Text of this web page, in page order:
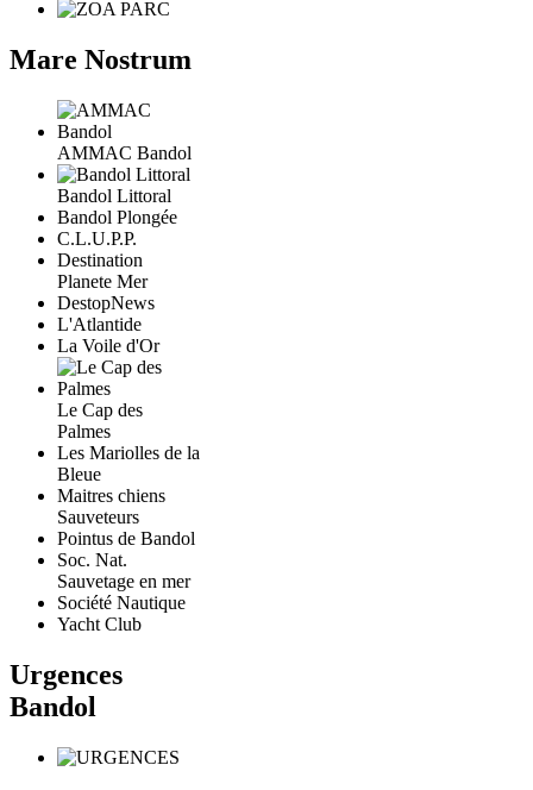
Mare Nostrum
AMMAC Bandol
Bandol Littoral
Bandol Plongée
C.L.U.P.P.
Destination
Planete Mer
DestopNews
L'Atlantide
La Voile d'Or
Le Cap des
Palmes
Les Mariolles de la
Bleue
Maitres chiens
Sauveteurs
Pointus de Bandol
Soc. Nat.
Sauvetage en mer
Société Nautique
Yacht Club
Urgences
Bandol